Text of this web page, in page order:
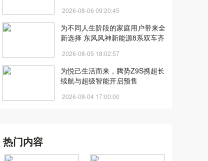
2026-08-06 09:20:45
为不同人生阶段的家庭用户带来全
新选择 东风风神新能源8系双车齐
2026-08-05 18:02:57
为悦己生活而来，腾势Z9S携超长
续航与超级智能开启预售
2026-08-04 17:00:00
热门内容